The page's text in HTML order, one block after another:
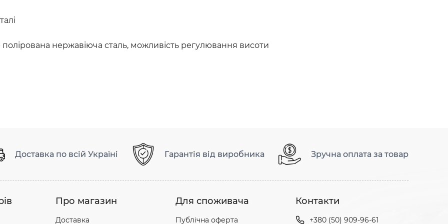
полірована нержавіюча сталь, можливість регулювання висоти
Доставка по всій Україні Гарантія від виробника Зручна оплата за товар
Про магазин
Доставка
Для споживача
Публічна оферта
Контакти
+380 (50) 909-96-61